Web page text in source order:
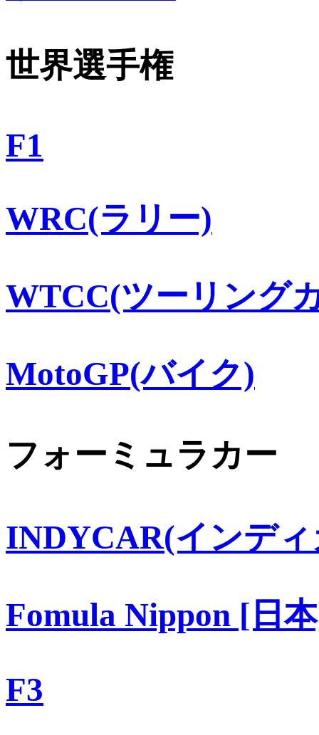
世界選手権
F1
WRC(ラリー)
WTCC(ツーリング
MotoGP(バイク)
フォーミュラカー
INDYCAR(インデ
Fomula Nippon [日
F3